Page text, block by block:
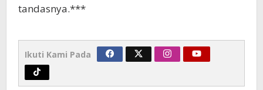
tandasnya.***
Ikuti Kami Pada